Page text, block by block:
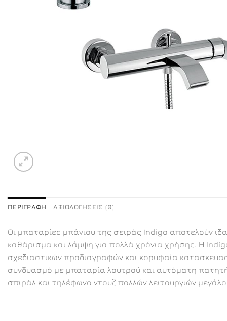
ΠΕΡΙΓΡΑΦΉ ΑΞΙΟΛΟΓΉΣΕΙΣ (0)
Οι μπαταρίες μπάνιου της σειράς Indigo αποτελούν
καθάρισμα και λάμψη για πολλά χρόνια χρήσης. Η
σχεδιαστικών προδιαγραφών και κορυφαία
συνδυασμό με μπαταρία λουτρού και αυτόματη πατητή
σπιράλ και τηλέφωνο ντουζ πολλών λειτουργιών